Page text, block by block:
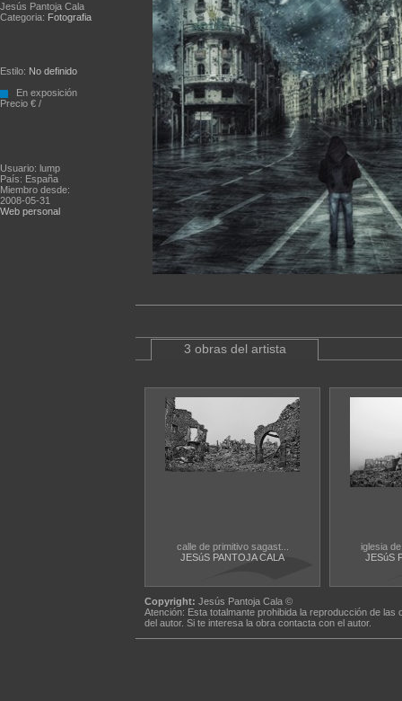
Jesús Pantoja Cala
Categoria: Fotografia
Estilo: No definido
En exposición
Precio € /
Usuario: lump
País: España
Miembro desde:
2008-05-31
Web personal
3 obras del artista
calle de primitivo sagast...
JESúS PANTOJA CALA
iglesia
JESúS
Copyright: Jesús Pantoja Cala ©
Atención: Esta totalmante prohibida la reproducción de
del autor. Si te interesa la obra contacta con el autor.